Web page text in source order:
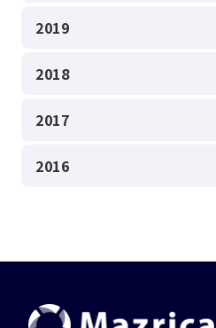
2019
2018
2017
2016